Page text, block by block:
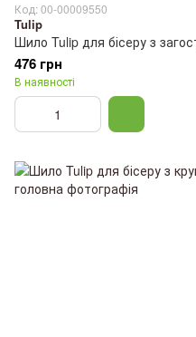
Код: 00-00009550
Tulip
Шило Tulip для бісеру з
476 грн
В наявності